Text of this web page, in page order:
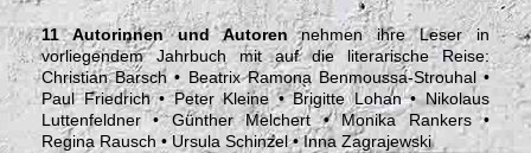
11 Autorinnen und Autorennehmen ihre Leser in
vorliegendem Jahrbuch mit auf die literarische Reise:
Christian Barsch • Beatrix Ramona Benmoussa-Strouhal •
Paul Friedrich • Peter Kleine • Brigitte Lohan • Nikolaus
Luttenfeldner • Günther Melchert • Monika Rankers •
Regina Rausch • Ursula Schinzel • Inna Zagrajewski